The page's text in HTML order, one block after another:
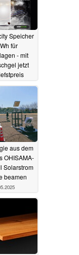
Speicher
für
- mit
jetzt
aus dem
OHISAMA-
Solarstrom
beamen